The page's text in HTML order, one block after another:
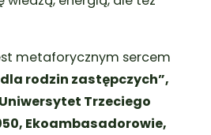
metaforycznym sercem
dla rodzin zastępczych”,
Trzeciego
Ekoambasadorowie,